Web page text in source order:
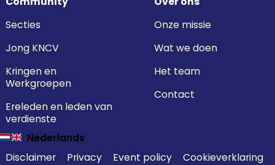
Secties
Jong KNCV
Kringen en
Werkgroepen
Ereleden en leden van
verdienste
Onze missie
Wat we doen
Het team
Contact
Nederlands
Disclaimer
Privacy Event policy
Cookieverklaring